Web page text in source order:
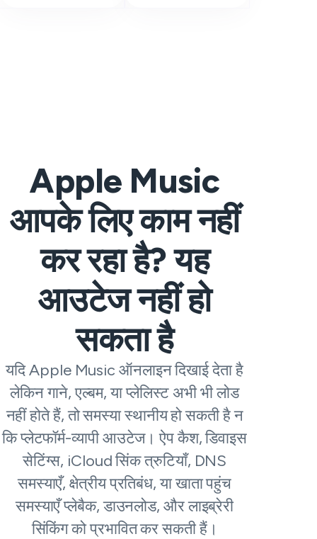
Apple Music
आपके लिए काम नहीं
कर रहा है? यह
आउटेज नहीं हो
सकता है
यदि Apple Music ऑनलाइन दिखाई देता है
लेकिन गाने, एल्बम, या प्लेलिस्ट अभी भी लोड
नहीं होते हैं, तो समस्या स्थानीय हो सकती है न
कि प्लेटफॉर्म-व्यापी आउटेज। ऐप कैश, डिवाइस
सेटिंग्स, iCloud सिंक त्रुटियाँ, DNS
समस्याएँ, क्षेत्रीय प्रतिबंध, या खाता पहुंच
समस्याएँ प्लेबैक, डाउनलोड, और लाइब्रेरी
सिंकिंग को प्रभावित कर सकती हैं।